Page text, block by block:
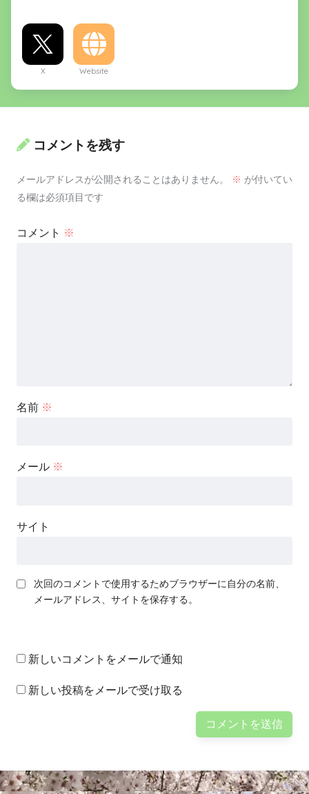
X Website
コメントを残す
メールアドレスが公開されることはありません。 ※ が付いてい
る欄は必須項目です
コメント ※
名前 ※
メール ※
サイト
次回のコメントで使用するためブラウザーに自分の名前、
メールアドレス、サイトを保存する。
新しいコメントをメールで通知
新しい投稿をメールで受け取る